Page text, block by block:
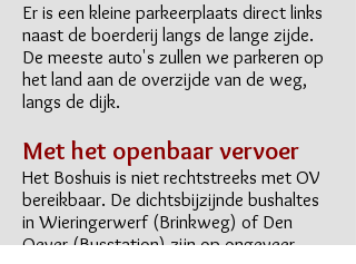
Er is een kleine parkeerplaats direct links
naast de boerderij langs de lange zijde.
De meeste auto's zullen we parkeren op
het land aan de overzijde van de weg,
langs de dijk.
Met het openbaar vervoer
​Het Boshuis is niet rechtstreeks met OV
bereikbaar. De dichtsbijzijnde bushaltes
in Wieringerwerf (Brinkweg) of Den
Oever (Busstation) zijn op ongeveer